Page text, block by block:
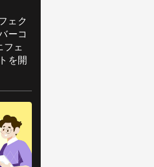
ェク
ーコ
ェ
を開